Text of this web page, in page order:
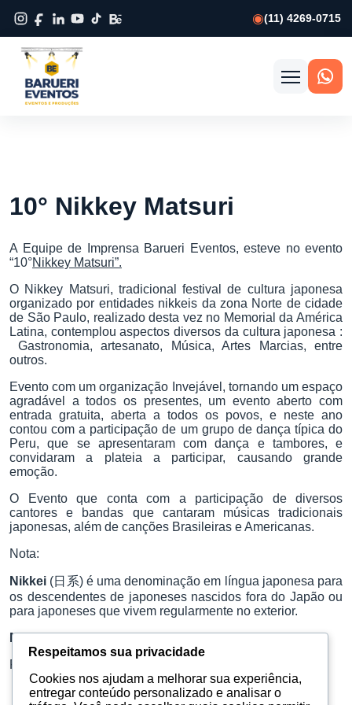
(11) 4269-0715
Abrir
10° Nikkey Matsuri
A Equipe de Imprensa Barueri Eventos, esteve no evento
“10°Nikkey Matsuri”.
O Nikkey Matsuri, tradicional festival de cultura japonesa
organizado por entidades nikkeis da zona Norte de cidade
de São Paulo, realizado desta vez no Memorial da América
Latina, contemplou aspectos diversos da cultura japonesa :
Gastronomia, artesanato, Música, Artes Marcias, entre
outros.
Evento com um organização Invejável, tornando um espaço
agradável a todos os presentes, um evento aberto com
entrada gratuita, aberta a todos os povos, e neste ano
contou com a participação de um grupo de dança típica do
Peru, que se apresentaram com dança e tambores, e
convidaram a plateia a participar, causando grande
emoção.
O Evento que conta com a participação de diversos
cantores e bandas que cantaram músicas tradicionais
japonesas, além de canções Brasileiras e Americanas.
Nota:
Nikkei (日系) é uma denominação em língua japonesa para
os descendentes de japoneses nascidos fora do Japão ou
para japoneses que vivem regularmente no exterior.
Matsurisignifica Celebração, Festejo ou Festival.
Fotos: Miguel Oliveira
Respeitamos sua privacidade
Cookies nos ajudam a melhorar sua experiência,
entregar conteúdo personalizado e analisar o